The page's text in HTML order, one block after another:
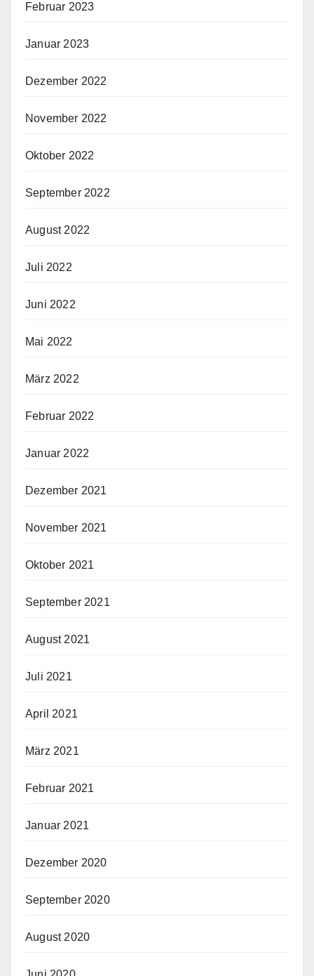
Februar 2023
Januar 2023
Dezember 2022
November 2022
Oktober 2022
September 2022
August 2022
Juli 2022
Juni 2022
Mai 2022
März 2022
Februar 2022
Januar 2022
Dezember 2021
November 2021
Oktober 2021
September 2021
August 2021
Juli 2021
April 2021
März 2021
Februar 2021
Januar 2021
Dezember 2020
September 2020
August 2020